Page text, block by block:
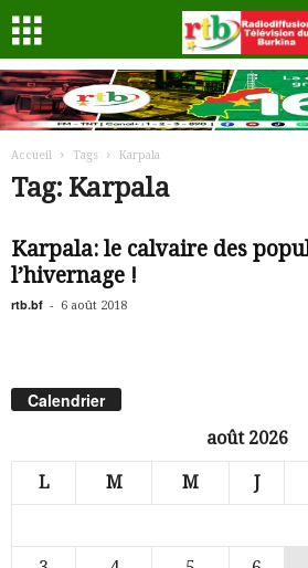
Accueil Tags Karpala
Tag: Karpala
Karpala: le calvaire des
l’hivernage !
rtb.bf - 6 août 2018
Calendrier
août 2026
L M M J